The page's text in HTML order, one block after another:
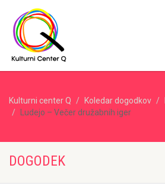
Kulturni center Q Koledar dogodkov
Ludejo – Večer družabnih iger
DOGODEK